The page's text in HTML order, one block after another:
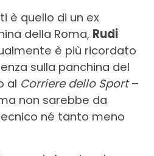
è quello di un ex
della Roma, Rudi
è più ricordato
sulla panchina del
al Corriere dello Sport–
non sarebbe da
né tanto meno